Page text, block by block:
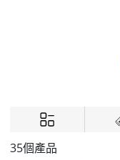
35個產品